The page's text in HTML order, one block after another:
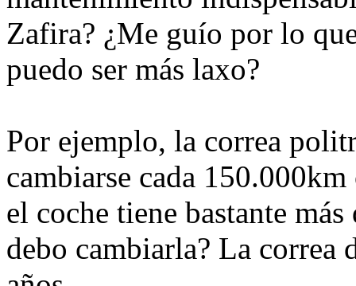
Zafira? ¿Me guío por lo
puedo ser más laxo?
Por ejemplo, la correa
cambiarse cada
el coche tiene bastante
debo cambiarla? La correa